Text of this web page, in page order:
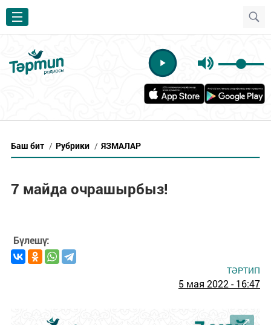
Баш бит / Рубрики / ЯЗМАЛАР
7 майда очрашырбыз!
Бүлешү:
ТӘРТИП
5 мая 2022 - 16:47